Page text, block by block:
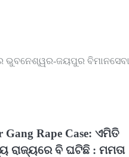
ଭୁବନେଶ୍ୱର-ଜୟପୁର ବିମାନସେବା
Gang Rape Case: ଏମିତି
ରାଜ୍ୟରେ ବି ଘଟିଛି : ମମତା